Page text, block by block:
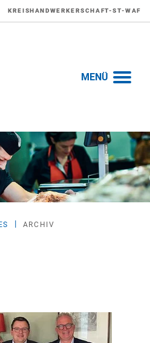
KREISHANDWERKERSCHAFT-ST-WAF
MENÜ
ARCHIV